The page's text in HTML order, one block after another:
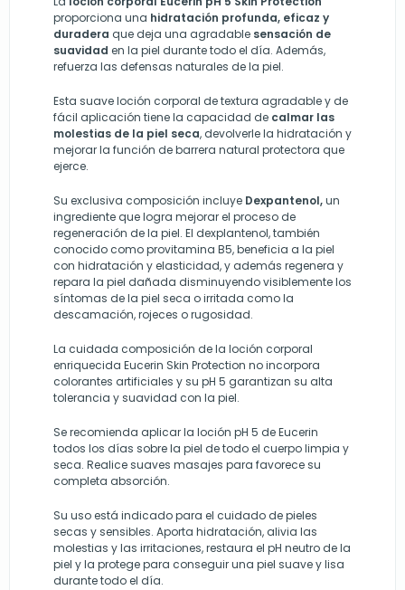
proporciona una hidratación profunda, eficaz y
duradera que deja una agradable sensación de
suavidad en la piel durante todo el día. Además,
refuerza las defensas naturales de la piel.
Esta suave loción corporal de textura agradable y de
fácil aplicación tiene la capacidad de calmar las
molestias de la piel seca, devolverle la hidratación y
mejorar la función de barrera natural protectora que
ejerce.
Su exclusiva composición incluye Dexpantenol,un
ingrediente que logra mejorar el proceso de
regeneración de la piel. El dexplantenol, también
conocido como provitamina B5, beneficia a la piel
con hidratación y elasticidad, y además regenera y
repara la piel dañada disminuyendo visiblemente los
síntomas de la piel seca o irritada como la
descamación, rojeces o rugosidad.
La cuidada composición de la loción corporal
enriquecida Eucerin Skin Protection no incorpora
colorantes artificiales y su pH 5 garantizan su alta
tolerancia y suavidad con la piel.
Se recomienda aplicar la loción pH 5 de Eucerin
todos los días sobre la piel de todo el cuerpo limpia y
seca. Realice suaves masajes para favorece su
completa absorción.
Su uso está indicado para el cuidado de pieles
secas y sensibles. Aporta hidratación, alivia las
molestias y las irritaciones, restaura el pH neutro de la
piel y la protege para conseguir una piel suave y lisa
durante todo el día.